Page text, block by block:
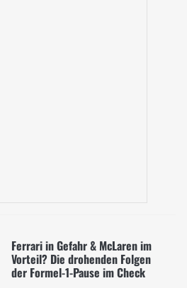
Ferrari in Gefahr & McLaren im
Vorteil? Die drohenden Folgen
der Formel-1-Pause im Check